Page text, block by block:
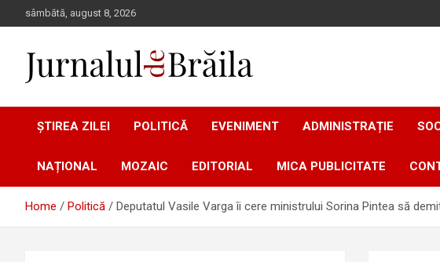
to
sâmbătă, august 8, 2026
Jurnalul de Brăila
ȘTIREA ZILEI POLITICĂ EVENIMENT ADMINISTRAȚIE
NAȚIONAL MOZAIC EDITORIAL MICA PUBLICITATE
Home Politică Deputatul Vasile Varga îi cere ministrului Sorina Pintea să